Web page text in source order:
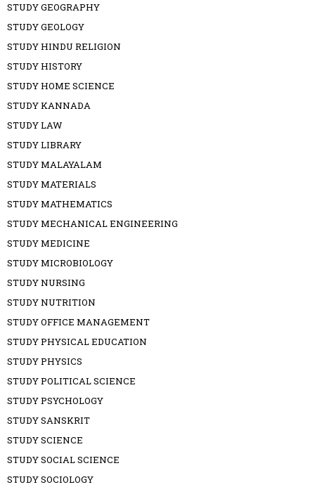
STUDY GEOGRAPHY
STUDY GEOLOGY
STUDY HINDU RELIGION
STUDY HISTORY
STUDY HOME SCIENCE
STUDY KANNADA
STUDY LAW
STUDY LIBRARY
STUDY MALAYALAM
STUDY MATERIALS
STUDY MATHEMATICS
STUDY MECHANICAL ENGINEERING
STUDY MEDICINE
STUDY MICROBIOLOGY
STUDY NURSING
STUDY NUTRITION
STUDY OFFICE MANAGEMENT
STUDY PHYSICAL EDUCATION
STUDY PHYSICS
STUDY POLITICAL SCIENCE
STUDY PSYCHOLOGY
STUDY SANSKRIT
STUDY SCIENCE
STUDY SOCIAL SCIENCE
STUDY SOCIOLOGY